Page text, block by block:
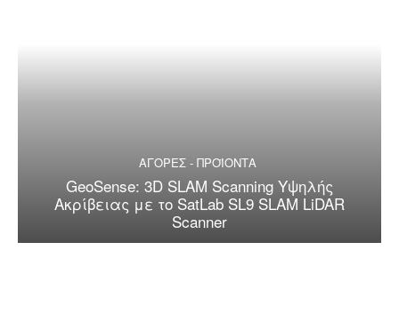
ΑΓΟΡΕΣ - ΠΡΟΪΟΝΤΑ
GeoSense: 3D SLAM Scanning Υψηλής
Ακρίβειας με το SatLab SL9 SLAM LiDAR
Scanner